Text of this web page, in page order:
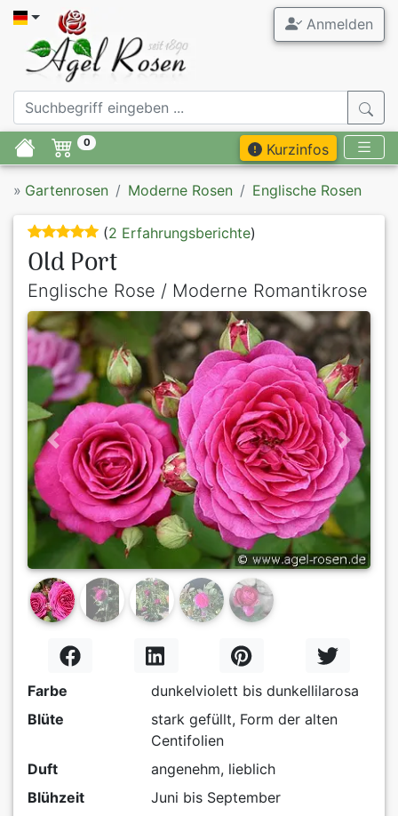
Anmelden
0 Kurzinfos
» Gartenrosen Moderne Rosen Englische Rosen
(2 Erfahrungsberichte)
Old Port
Englische Rose / Moderne Romantikrose
Previous Next
Farbe
dunkelviolett bis dunkellilarosa
Blüte
stark gefüllt, Form der alten
Centifolien
Duft
angenehm, lieblich
Blühzeit
Juni bis September